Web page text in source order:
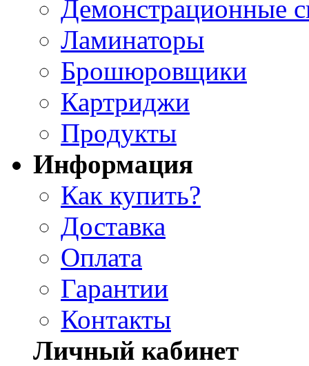
Демонстрационные
Ламинаторы
Брошюровщики
Картриджи
Продукты
Информация
Как купить?
Доставка
Оплата
Гарантии
Контакты
Личный кабинет